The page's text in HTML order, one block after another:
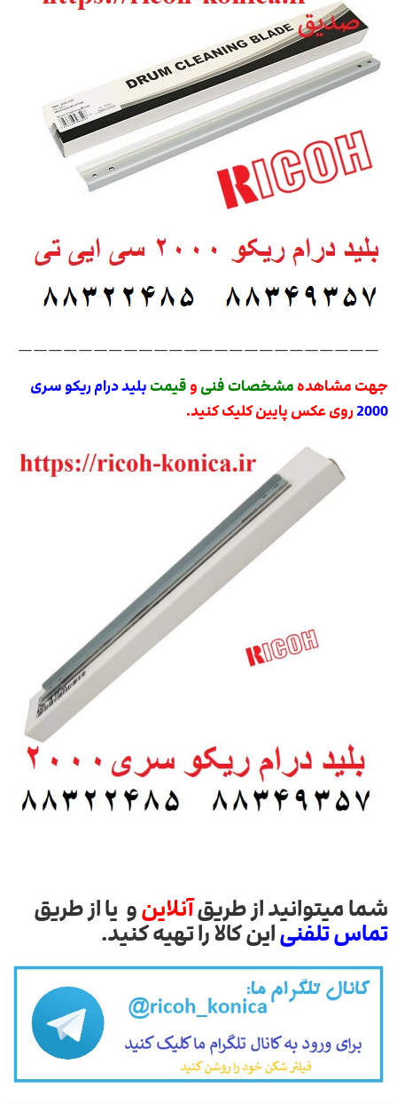
————————————————————————
جهت مشاهده مشخصات فنی و قیمت بلید درام ریکو سری
2000 روی عکس پایین کلیک کنید.
شما میتوانید از طریقآنلاینو یا از طریق
تماس تلفنیاین کالا را تهیه کنید.